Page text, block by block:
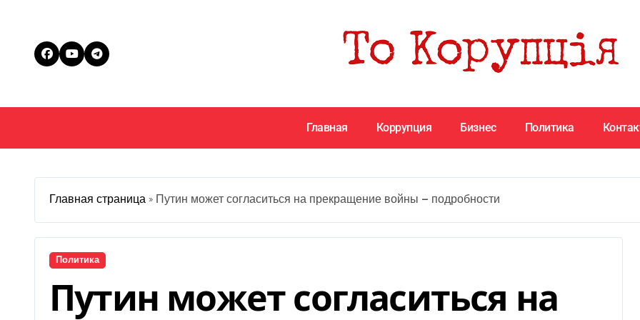
Главная Коррупция Бизнес Политика
Главная страница » Путин может согласиться на прекращение войны — подробности
Политика
Путин может согласиться на